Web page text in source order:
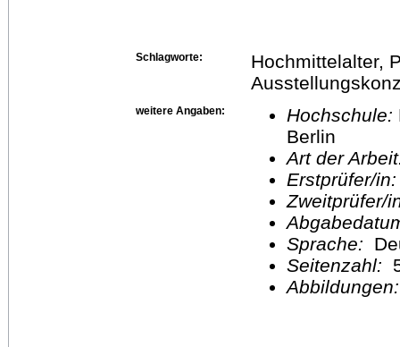
Schlagworte:
Hochmittelalter,
weitere Angaben: Hochschule:
Berlin
Art der
Erstprüfer/
Sprache:
Seitenzahl: